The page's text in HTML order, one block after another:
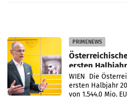
PRIMENEWS
ersten
Briefgeschäft
WIEN Die
ersten Halbjahr
von 1.544,0 Mio.